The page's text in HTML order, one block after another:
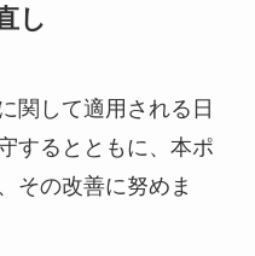
し
関して適用される日
するとともに、本ポ
その改善に努めま